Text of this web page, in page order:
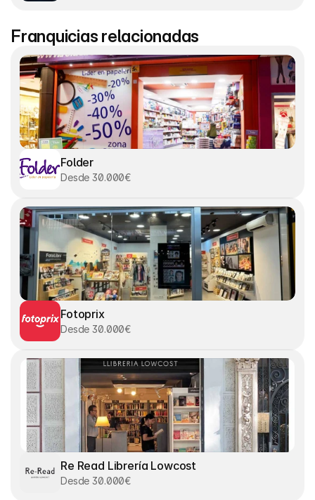
Franquicias relacionadas
Folder
Desde 30.000€
Fotoprix
Desde 30.000€
Re Read Librería Lowcost
Desde 30.000€